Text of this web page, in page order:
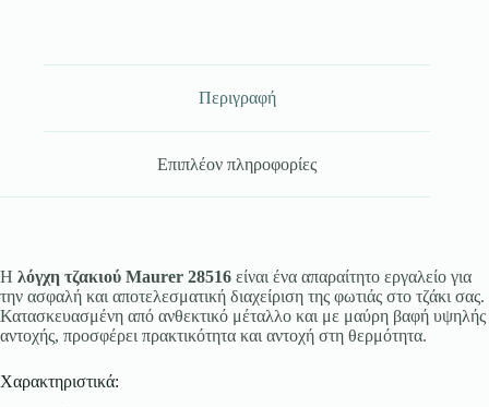
Περιγραφή
Επιπλέον πληροφορίες
Η λόγχη τζακιού Maurer 28516 είναι ένα απαραίτητο εργαλείο για
την ασφαλή και αποτελεσματική διαχείριση της φωτιάς στο τζάκι σας.
Κατασκευασμένη από ανθεκτικό μέταλλο και με μαύρη βαφή υψηλής
αντοχής, προσφέρει πρακτικότητα και αντοχή στη θερμότητα.
Χαρακτηριστικά: